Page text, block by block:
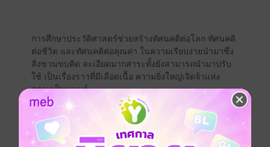
การศึกษาประวัติศาสตร์ช่วยสร้างทัศนคติต่อโลก ทัศนคติ
ต่อชีวิต และทัศนคติต่อคุณค่า ในความเรียบง่ายนำมาซึ่ง
สิ่งชวนขบคิด ละเอียดมากสาระทั้งยังสามารถนำมาปรับ
ใช้ เป็นเรื่องราวที่มีเลือดเนื้อ ความยิ่งใหญ่เจิดจ้าแห่ง
ความเป็นมนุษย์
"ราชวงศ์หมิง" เป็นราชวงศ์สุดท้ายที่ปกครองโดยชาวฮั่นมี
จักรพรรดิ 16 พระองค์ ดำรงรุ่งเรืองและเสื่อมโทรมรวม
276 ปี จักรพรรดิแต่ละพระองค์ล้วนมีเอกลักษณ์ที่ต่างกัน